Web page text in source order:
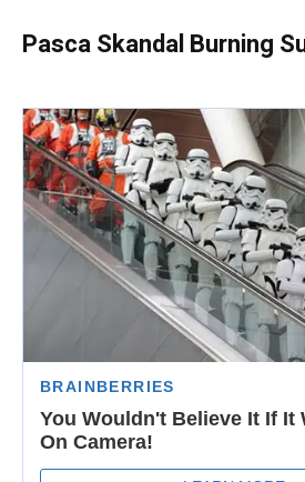
Pasca Skandal Burning